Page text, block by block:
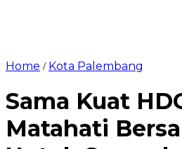
Home / Kota Palembang
Sama Kuat
Matahati